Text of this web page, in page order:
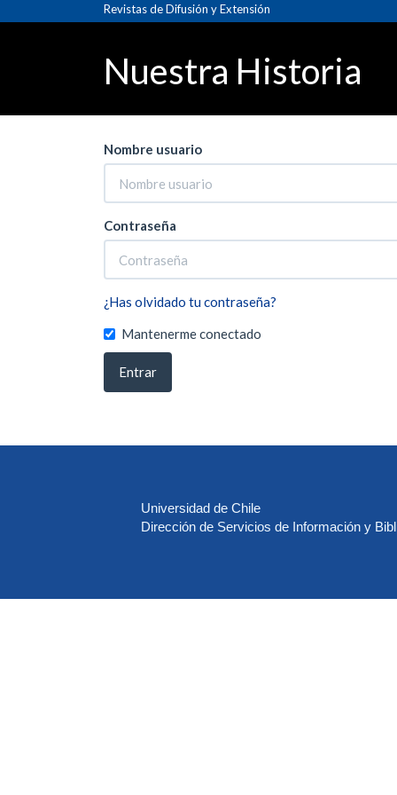
Navegación
principal
Revistas de Difusión y Extensión
Nuestra Historia
Inicio Entrar
Nombre usuario
Contraseña
¿Has olvidado tu contraseña?
Mantenerme conectado
Entrar
Universidad de Chile
Dirección de Servicios de Información y